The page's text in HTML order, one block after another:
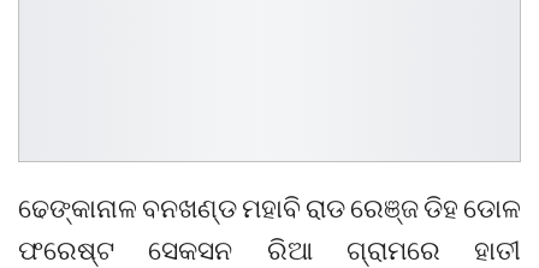
ଢେଙ୍କାନାଳ ବନଖଣ୍ଡ ମହାବି ରାଡ ରେଞ୍ଜ ଡିହ ଡୋଳ
ଫରେଷ୍ଟ ସେକସନ ରିଆ ଗ୍ରାମରେ ହାତୀ